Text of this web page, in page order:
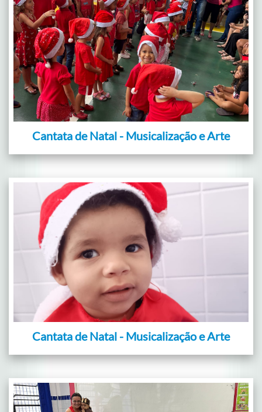
Cantata de Natal - Musicalização e Arte
Cantata de Natal - Musicalização e Arte